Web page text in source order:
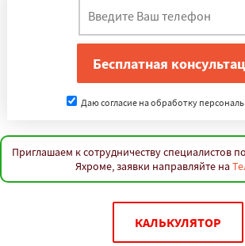
Даю согласие на обработку
Приглашаем к сотрудничеству специалистов
Яхроме, заявки направляйте на
КАЛЬКУЛЯТОР